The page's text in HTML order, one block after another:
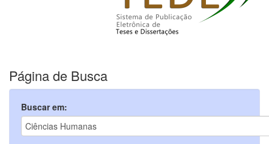
Página de Busca
Buscar em: